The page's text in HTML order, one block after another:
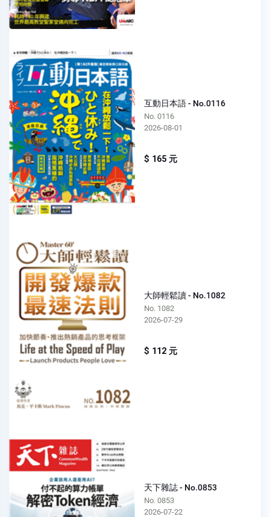
互動日本語 - No.0116
No. 0116
2026-08-01
$ 165 元
大師輕鬆讀 - No.1082
No. 1082
2026-07-29
$ 112 元
天下雜誌 - No.0853
No. 0853
2026-07-22